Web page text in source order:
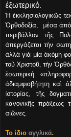
ἐξωτερικό.
Ἡ ἐκκλησιολογικῶς
Ὀρθοδοξία, μέσα ἀπὸ
περιβάλλον τῆς
ἀπεργάζεται τὴν
ἀλλὰ γιὰ μία ἀκόμη
τοῦ Χριστοῦ, τὴν
ἐσωτερικὴ
ἀδιαμφισβήτητη καὶ
ἱστορίας, τῆς
κανονικῆς πράξεως
αἰῶνες.
Το ίδιο αγγλικά.